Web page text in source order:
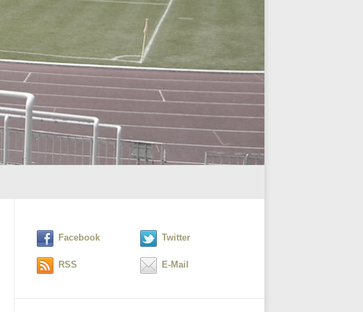
Facebook Twitter
RSS E-Mail